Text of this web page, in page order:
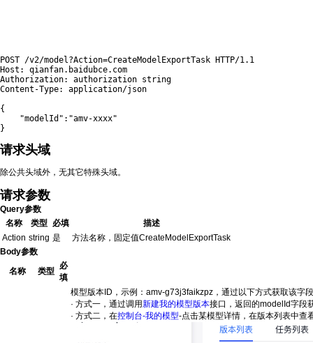
POST /v2/model?Action=CreateModelExportTask HTTP/1.1
Host: qianfan.baidubce.com
Authorization: authorization string
Content-Type: application/json
{
"modelId" : "amv-xxxx"
}
请求头域
除公共头域外，无其它特殊头域。
请求参数
Query参数
名称
类型 必填
描述
Action string 是
方法名称，固定值CreateModelExportTask
Body参数
名称
类型
必
填
模型版本ID，示例：amv-g73j3faikzpz，通过以下方式获取该字
· 方式一，通过调用新建我的模型版本接口，返回的modelId字段
· 方式二，在控制台-我的模型-点击某模型详情，在版本列表中查